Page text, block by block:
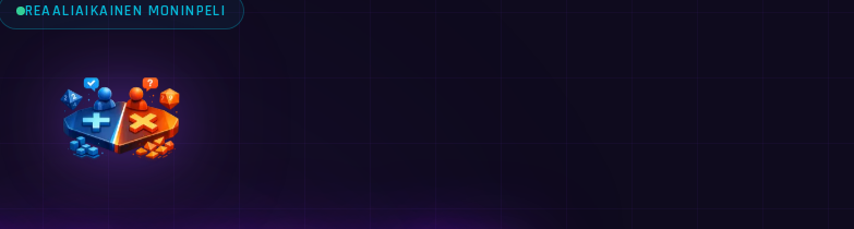
REAALIAIKAINEN MONINPELI